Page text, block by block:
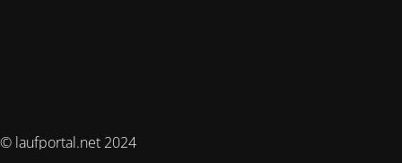
© laufportal.net 2024